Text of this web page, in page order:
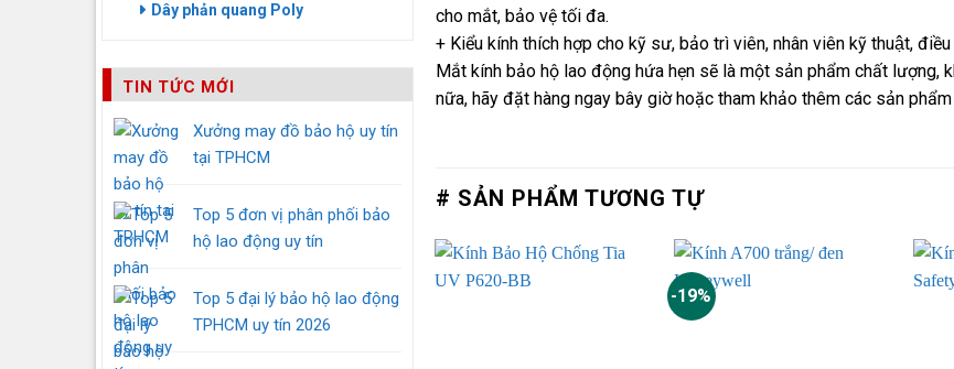
Dây phản quang Poly
TIN TỨC MỚI
Xưởng may đồ bảo hộ uy tín
tại TPHCM
Top 5 đơn vị phân phối bảo
hộ lao động uy tín
Top 5 đại lý bảo hộ lao động
TPHCM uy tín 2026
cho mắt, bảo vệ tối đa.
+ Kiểu kính thích hợp cho kỹ sư, bảo trì viên, nhân viên kỹ thuật,
Mắt kính bảo hộ lao động hứa hẹn sẽ là một sản phẩm chất lượng,
nữa, hãy đặt hàng ngay bây giờ hoặc tham khảo thêm các sản
# SẢN PHẨM TƯƠNG TỰ
-19%